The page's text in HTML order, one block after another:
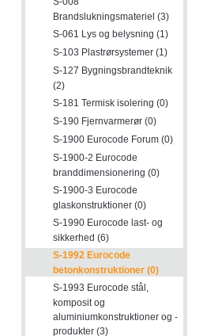
Brandslukningsmateriel (3)
S-061 Lys og belysning (1)
S-103 Plastrørsystemer (1)
S-127 Bygningsbrandteknik
(2)
S-181 Termisk isolering (0)
S-190 Fjernvarmerør (0)
S-1900 Eurocode Forum (0)
S-1900-2 Eurocode
branddimensionering (0)
S-1900-3 Eurocode
glaskonstruktioner (0)
S-1990 Eurocode last- og
sikkerhed (6)
S-1992 Eurocode
betonkonstruktioner (0)
S-1993 Eurocode stål,
komposit og
aluminiumkonstruktioner og -
produkter (3)